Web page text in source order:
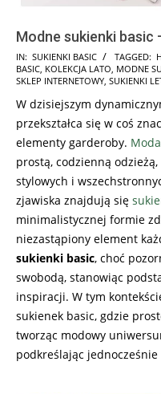
Modne sukienki basic
2025-
03-
IN: SUKIENKI BASIC TAGGED:
BASIC, KOLEKCJA LATO, MODNE
SKLEP INTERNETOWY, SUKIENKI
W dzisiejszym
przekształca się w coś
elementy garderoby. Moda
prostą, codzienną
stylowych i
zjawiska znajdują się
minimalistycznej formie
niezastąpiony element
sukienki basic, choć
swobodą, stanowiąc
inspiracji. W tym
sukienek basic, gdzie
tworząc modowy
podkreślając